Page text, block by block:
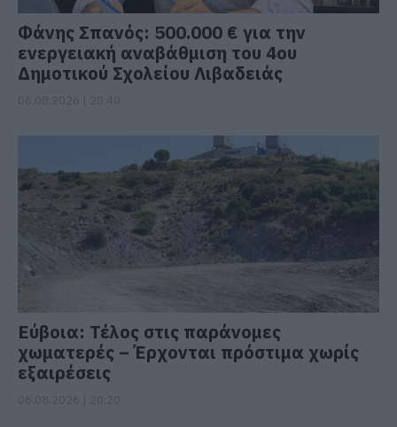
Φάνης Σπανός: 500.000 € για την
ενεργειακή αναβάθμιση του 4ου
Δημοτικού Σχολείου Λιβαδειάς
Εύβοια: Τέλος στις παράνομες
χωματερές – Έρχονται πρόστιμα χωρίς
εξαιρέσεις